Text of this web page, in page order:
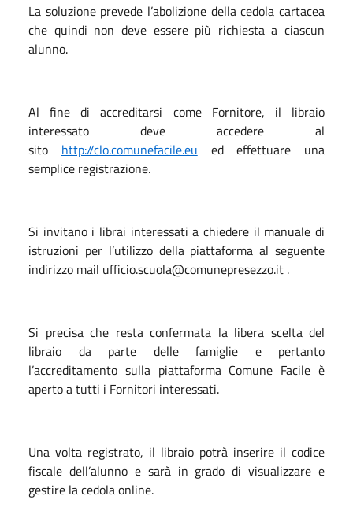
La soluzione prevede l’abolizione della cedola cartacea
che quindi non deve essere più richiesta a ciascun
alunno.
Al fine di accreditarsi come Fornitore, il libraio
interessato deve accedere al
sito http://clo.comunefacile.eu ed effettuare una
semplice registrazione.
Si invitano i librai interessati a chiedere il manuale di
istruzioni per l’utilizzo della piattaforma al seguente
indirizzo mail ufficio.scuola@comunepresezzo.it .
Si precisa che resta confermata la libera scelta del
libraio da parte delle famiglie e pertanto
l’accreditamento sulla piattaforma Comune Facile è
aperto a tutti i Fornitori interessati.
Una volta registrato, il libraio potrà inserire il codice
fiscale dell’alunno e sarà in grado di visualizzare e
gestire la cedola online.